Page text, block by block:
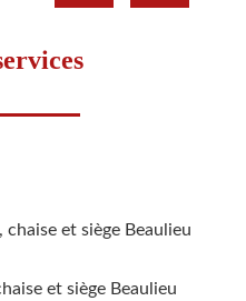
et siège Beaulieu
et siège Beaulieu